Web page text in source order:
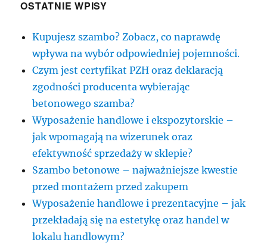
OSTATNIE WPISY
Kupujesz szambo? Zobacz, co naprawdę
wpływa na wybór odpowiedniej pojemności.
Czym jest certyfikat PZH oraz deklaracją
zgodności producenta wybierając
betonowego szamba?
Wyposażenie handlowe i ekspozytorskie –
jak wpomagają na wizerunek oraz
efektywność sprzedaży w sklepie?
Szambo betonowe – najważniejsze kwestie
przed montażem przed zakupem
Wyposażenie handlowe i prezentacyjne – jak
przekładają się na estetykę oraz handel w
lokalu handlowym?